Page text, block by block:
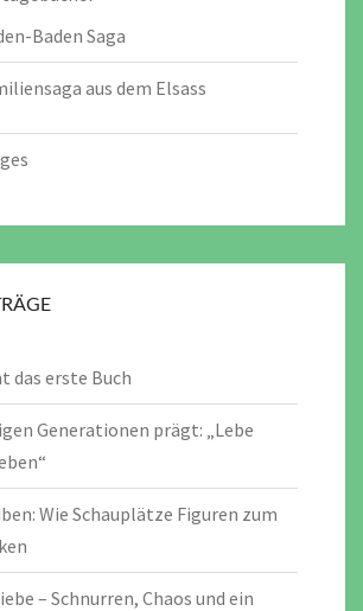
Baden Saga
aus dem Elsass
das erste Buch
Generationen prägt: „Lebe
Wie Schauplätze Figuren zum
– Schnurren, Chaos und ein